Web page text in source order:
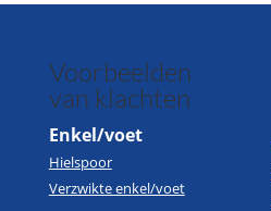
Voorbeelden
van klachten
Enkel/voet
Hielspoor
Verzwikte enkel/voet